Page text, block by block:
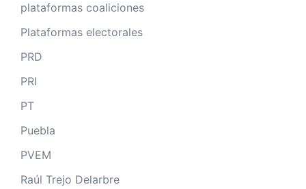
plataformas coaliciones
Plataformas electorales
PRD
PRI
PT
Puebla
PVEM
Raúl Trejo Delarbre